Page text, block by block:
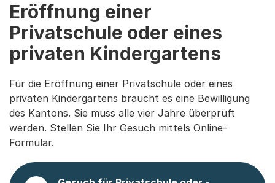
Eröffnung einer
Privatschule oder eines
privaten Kindergartens
Für die Eröffnung einer Privatschule oder eines
privaten Kindergartens braucht es eine Bewilligung
des Kantons. Sie muss alle vier Jahre überprüft
werden. Stellen Sie Ihr Gesuch mittels Online-
Formular.